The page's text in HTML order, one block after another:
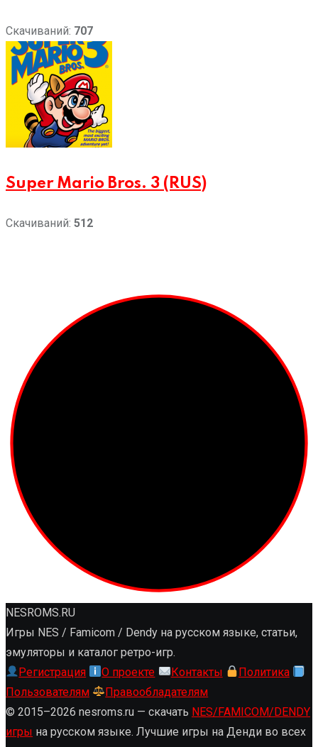
Скачиваний: 707
Super Mario Bros. 3 (RUS)
Скачиваний: 512
NESROMS.RU
Игры NES / Famicom / Dendy на русском языке, статьи,
эмуляторы и каталог ретро-игр.
Регистрация
О проекте Контакты
Политика
Пользователям
Правообладателям
© 2015–2026 nesroms.ru — скачать NES/FAMICOM/DENDY
игры на русском языке. Лучшие игры на Денди во всех